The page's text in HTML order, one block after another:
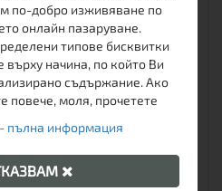
щеки, челни лампи
компаси, карти,
Wacaco и Outin.
пикели (Viking, Veriga,
Rock), снегоходки
Storm), електрически
по-добро изживяване по
онлайн пазаруване.
типове бисквитки
начина, по който Ви
съдържание. Ако
повече, моля, прочетете
пълна информация